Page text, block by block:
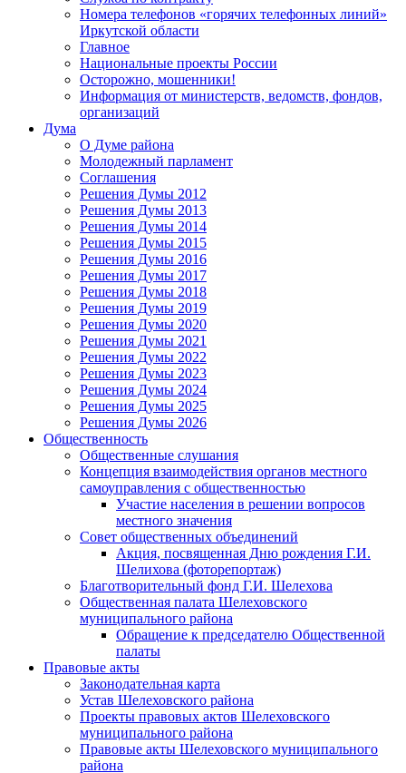
Номера телефонов «горячих телефонных линий»
Иркутской области
Главное
Национальные проекты России
Осторожно, мошенники!
Информация от министерств, ведомств, фондов,
организаций
Дума
О Думе района
Молодежный парламент
Соглашения
Решения Думы 2012
Решения Думы 2013
Решения Думы 2014
Решения Думы 2015
Решения Думы 2016
Решения Думы 2017
Решения Думы 2018
Решения Думы 2019
Решения Думы 2020
Решения Думы 2021
Решения Думы 2022
Решения Думы 2023
Решения Думы 2024
Решения Думы 2025
Решения Думы 2026
Общественность
Общественные слушания
Концепция взаимодействия органов местного
самоуправления с общественностью
Участие населения в решении вопросов
местного значения
Совет общественных объединений
Акция, посвященная Дню рождения Г.И.
Шелихова (фоторепортаж)
Благотворительный фонд Г.И. Шелехова
Общественная палата Шелеховского
муниципального района
Обращение к председателю Общественной
палаты
Правовые акты
Законодательная карта
Устав Шелеховского района
Проекты правовых актов Шелеховского
муниципального района
Правовые акты Шелеховского муниципального
района